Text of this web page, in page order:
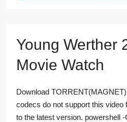
Young Werther
Movie Watch
Download
codecs do not support this video
to the latest version. powershell